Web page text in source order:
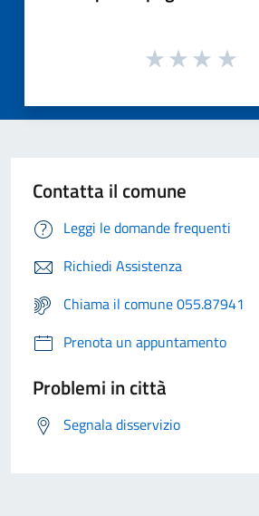
Contatta il comune
Leggi le domande frequenti
Richiedi Assistenza
Chiama il comune 055.87941
Prenota un appuntamento
Problemi in città
Segnala disservizio